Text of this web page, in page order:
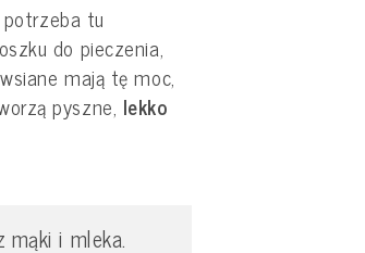
tu
do pieczenia,
mają tę moc,
pyszne, lekko
mąki i mleka.